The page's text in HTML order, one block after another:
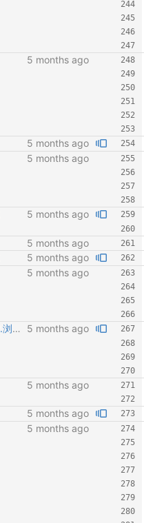
feat: 1.增加账号密码自动填入 2.浏览器抓取完成后不退出